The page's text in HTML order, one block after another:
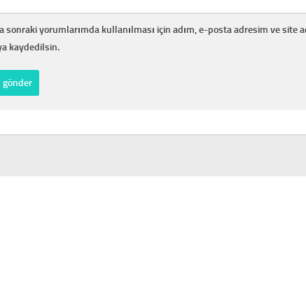
sonraki yorumlarımda kullanılması için adım, e-posta adresim ve site
kaydedilsin.